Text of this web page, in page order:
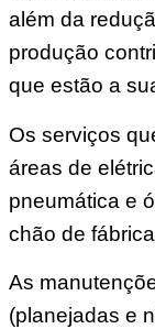
além da
produção
que estão a
Os serviços
áreas de
pneumática e
chão de
As
(planejadas e